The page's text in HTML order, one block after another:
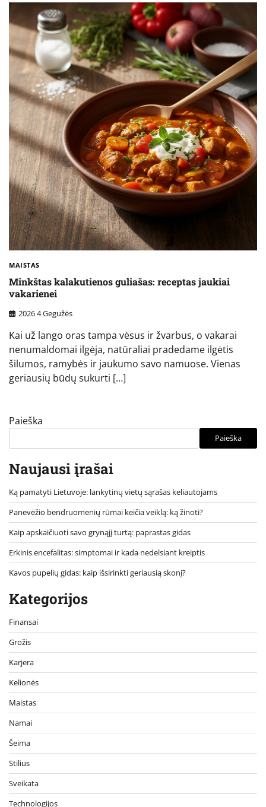
MAISTAS
Minkštas kalakutienos guliašas: receptas jaukiai
vakarienei
2026 4 Gegužės
Kai už lango oras tampa vėsus ir žvarbus, o vakarai
nenumaldomai ilgėja, natūraliai pradedame ilgėtis
šilumos, ramybės ir jaukumo savo namuose. Vienas
geriausių būdų sukurti […]
Paieška
Paieška
Naujausi įrašai
Ką pamatyti Lietuvoje: lankytinų vietų sąrašas keliautojams
Panevėžio bendruomenių rūmai keičia veiklą: ką žinoti?
Kaip apskaičiuoti savo grynąjį turtą: paprastas gidas
Erkinis encefalitas: simptomai ir kada nedelsiant kreiptis
Kavos pupelių gidas: kaip išsirinkti geriausią skonį?
Kategorijos
Finansai
Grožis
Karjera
Kelionės
Maistas
Namai
Šeima
Stilius
Sveikata
Technologijos